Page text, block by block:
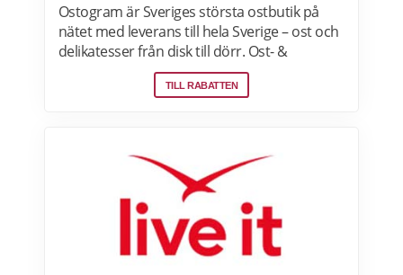
Ostogram är Sveriges största ostbutik på
nätet med leverans till hela Sverige – ost och
delikatesser från disk till dörr. Ost- &
charkprodukter. Färdiga presentlådor.
Ostbrickor. Ostogram skickar alla paket med
leverans. Läs mer om Ostogram
erbjudanden här>>>
TILL RABATTEN